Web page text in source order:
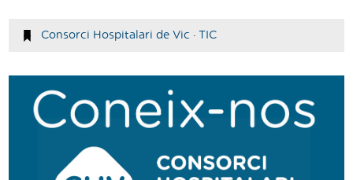
Consorci Hospitalari de Vic· TIC